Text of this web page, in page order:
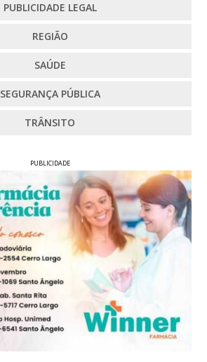
PUBLICIDADE LEGAL
REGIÃO
SAÚDE
SEGURANÇA PÚBLICA
TRÂNSITO
PUBLICIDADE